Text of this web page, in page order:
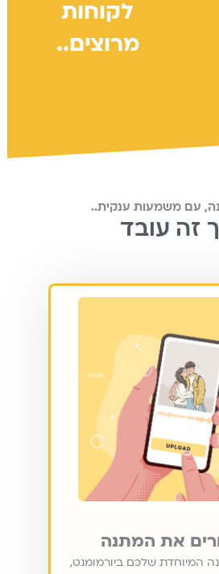
לקוחות
מרוצים..
עם משמעות ענקית..
זה עובד
המיוחדת שלכם ביורמומנט,